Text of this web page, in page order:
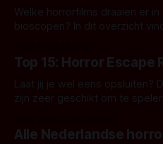
Welke horrorfilms draaien er
bioscopen? In dit overzicht
Top 15: Horror Escape
Laat jij je wel eens opsluiten?
zijn zeer geschikt om te
Alle Nederlandse